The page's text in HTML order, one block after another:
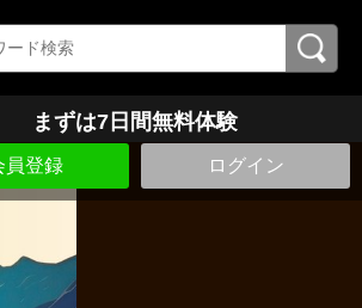
まずは7日間無料体験
員登録 ログイン